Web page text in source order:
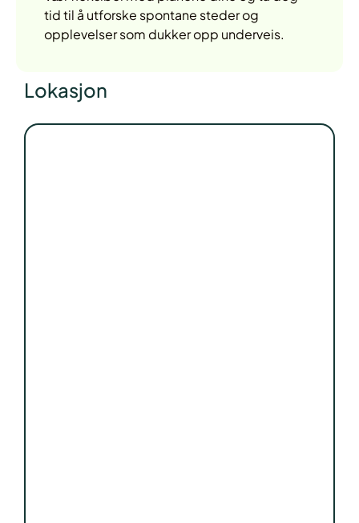
tid til å utforske spontane steder og
opplevelser som dukker opp underveis.
Lokasjon